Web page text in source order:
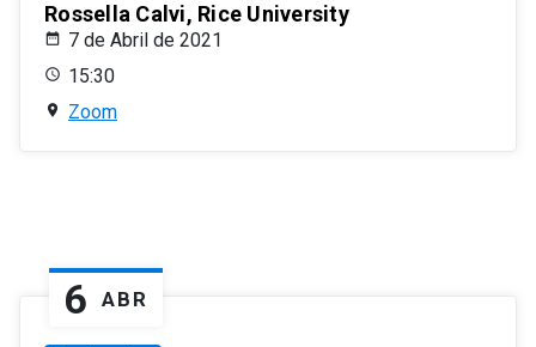
Rossella Calvi, Rice University
7 de Abril de 2021
15:30
Zoom
6 ABR